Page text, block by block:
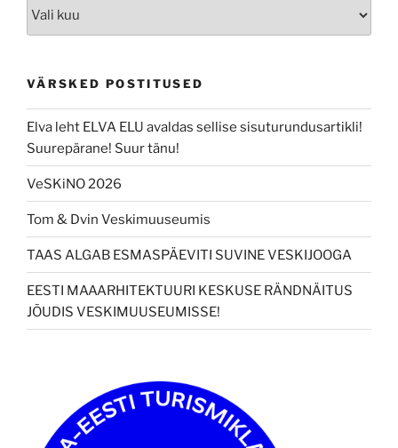
VÄRSKED POSTITUSED
Elva leht ELVA ELU avaldas sellise sisuturundusartikli!
Suurepärane! Suur tänu!
VeSKiNO 2026
Tom & Dvin Veskimuuseumis
TAAS ALGAB ESMASPÄEVITI SUVINE VESKIJOOGA
EESTI MAAARHITEKTUURI KESKUSE RÄNDNÄITUS
JÕUDIS VESKIMUUSEUMISSE!